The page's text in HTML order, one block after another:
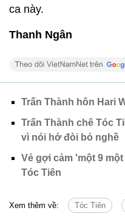
ca này.
Thanh Ngân
Trấn Thành hôn Hari
Trấn Thành chê Tóc
vì nói hớ đòi bỏ nghề
Vẻ gợi cảm 'một 9
Tóc Tiên
Xem thêm về: Tóc Tiên